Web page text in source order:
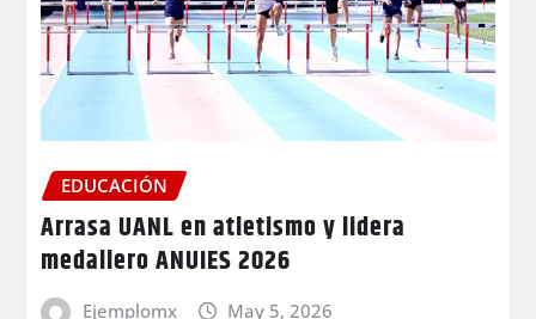
EDUCACIÓN
Arrasa UANL en atletismo y lidera
medallero ANUIES 2026
Ejemplomx May 5, 2026